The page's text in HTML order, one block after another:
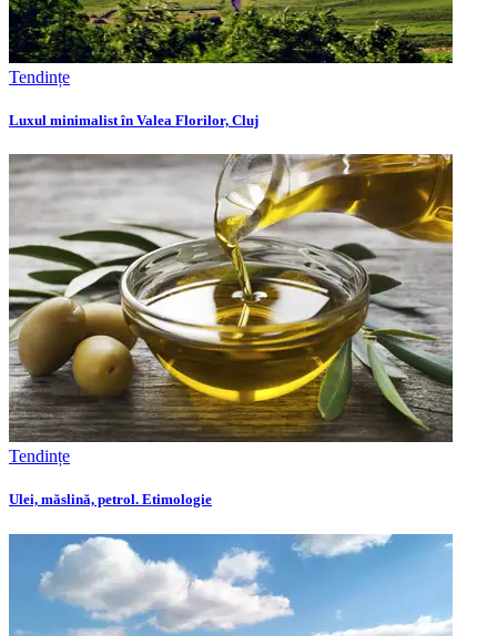
Tendințe
Luxul minimalist în Valea Florilor, Cluj
Tendințe
Ulei, măslină, petrol. Etimologie